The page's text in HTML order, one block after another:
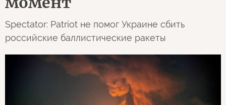
Spectator: Patriot не помог Украине сбить
российские баллистические ракеты